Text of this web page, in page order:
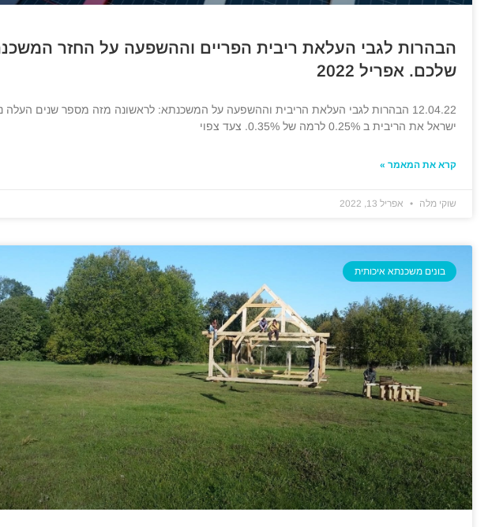
הבהרות לגבי העלאת ריבית הפריים וההשפעה על החזר
שלכם. אפריל 2022
12.04.22 הבהרות לגבי העלאת הריבית וההשפעה על המשכנתא: לראשונה מזה מספר שנים העלה
ישראל את הריבית ב 0.25% לרמה של 0.35%. צעד צפוי
קרא את המאמר »
שוקי מלה אפריל 13, 2022
בונים משכנתא איכותית